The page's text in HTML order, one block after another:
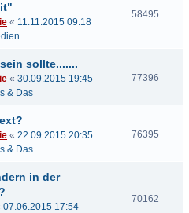
« 11.11.2015 09:18
58495
sollte.......
« 30.09.2015 19:45
& Das
77396
« 22.09.2015 20:35
& Das
76395
in der
07.06.2015 17:54
70162